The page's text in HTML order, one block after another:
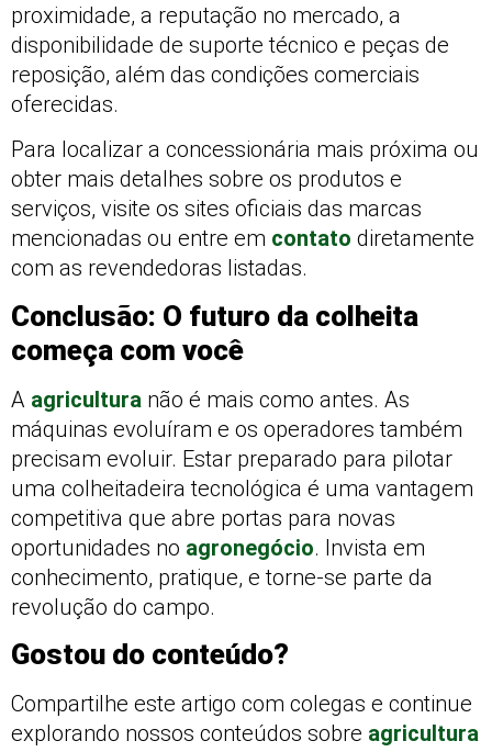
proximidade, a reputação no mercado, a
disponibilidade de suporte técnico e peças de
reposição, além das condições comerciais
oferecidas.
Para localizar a concessionária mais próxima ou
obter mais detalhes sobre os produtos e
serviços, visite os sites oficiais das marcas
mencionadas ou entre em contato diretamente
com as revendedoras listadas.
Conclusão: O futuro da colheita
começa com você
A agricultura não é mais como antes. As
máquinas evoluíram e os operadores também
precisam evoluir. Estar preparado para pilotar
uma colheitadeira tecnológica é uma vantagem
competitiva que abre portas para novas
oportunidades no agronegócio. Invista em
conhecimento, pratique, e torne-se parte da
revolução do campo.
Gostou do conteúdo?
Compartilhe este artigo com colegas e continue
explorando nossos conteúdos sobre agricultura